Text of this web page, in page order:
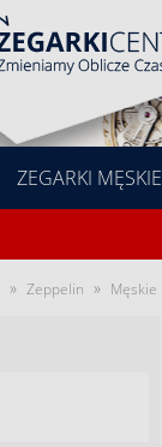
ZEGARKI MĘSKIE
» Zeppelin » Męskie